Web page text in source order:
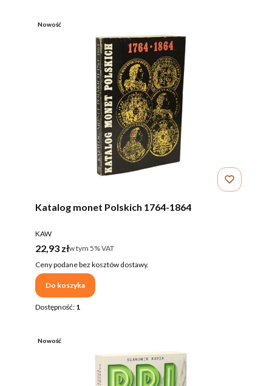
Nowość
Katalog monet Polskich 1764-1864
PRODUCENT
KAW
Cena brutto
22,93 złw tym %s VAT
w tym 5%VAT
Ceny podane bez kosztów dostawy.
Do koszyka
Dostępność: 1
Nowość